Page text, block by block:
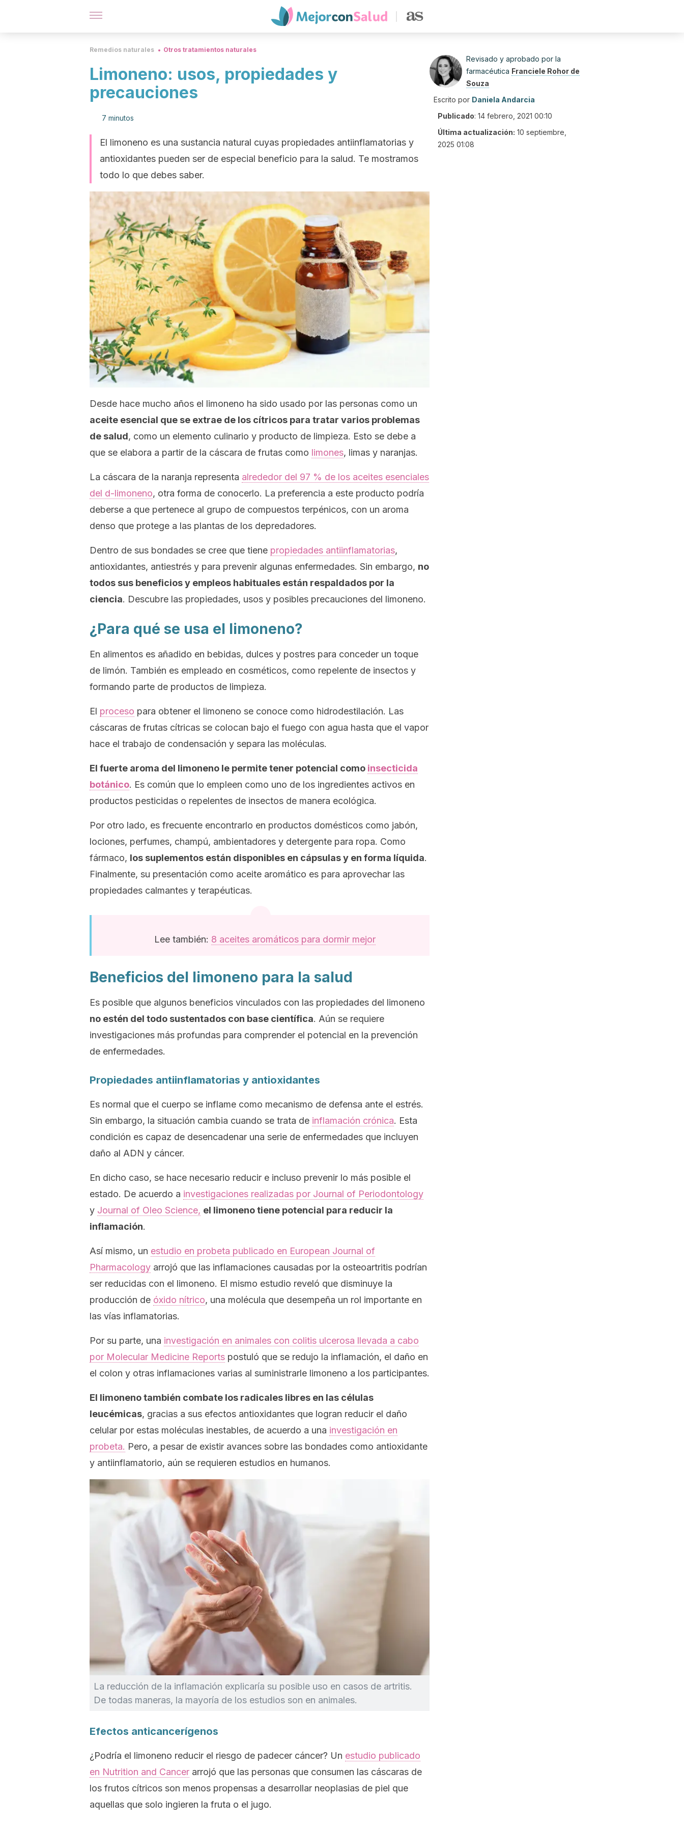
Remedios naturales Otros tratamientos naturales
Limoneno: usos, propiedades y
precauciones
7 minutos
El limoneno es una sustancia natural cuyas propiedades antiinflamatorias y
antioxidantes pueden ser de especial beneficio para la salud. Te mostramos
todo lo que debes saber.
Desde hace mucho años el limoneno ha sido usado por las personas como un
aceite esencial que se extrae de los cítricos para tratar varios problemas
de salud, como un elemento culinario y producto de limpieza. Esto se debe a
que se elabora a partir de la cáscara de frutas como limones, limas y naranjas.
La cáscara de la naranja representa alrededor del 97 % de los aceites esenciales
del d-limoneno, otra forma de conocerlo. La preferencia a este producto podría
deberse a que pertenece al grupo de compuestos terpénicos, con un aroma
denso que protege a las plantas de los depredadores.
Dentro de sus bondades se cree que tiene propiedades antiinflamatorias,
antioxidantes, antiestrés y para prevenir algunas enfermedades. Sin embargo, no
todos sus beneficios y empleos habituales están respaldados por la
ciencia. Descubre las propiedades, usos y posibles precauciones del limoneno.
¿Para qué se usa el limoneno?
En alimentos es añadido en bebidas, dulces y postres para conceder un toque
de limón. También es empleado en cosméticos, como repelente de insectos y
formando parte de productos de limpieza.
El proceso para obtener el limoneno se conoce como hidrodestilación. Las
cáscaras de frutas cítricas se colocan bajo el fuego con agua hasta que el vapor
hace el trabajo de condensación y separa las moléculas.
El fuerte aroma del limoneno le permite tener potencial como insecticida
botánico. Es común que lo empleen como uno de los ingredientes activos en
productos pesticidas o repelentes de insectos de manera ecológica.
Por otro lado, es frecuente encontrarlo en productos domésticos como jabón,
lociones, perfumes, champú, ambientadores y detergente para ropa. Como
fármaco, los suplementos están disponibles en cápsulas y en forma líquida.
Finalmente, su presentación como aceite aromático es para aprovechar las
propiedades calmantes y terapéuticas.
Lee también: 8 aceites aromáticos para dormir mejor
Beneficios del limoneno para la salud
Es posible que algunos beneficios vinculados con las propiedades del limoneno
no estén del todo sustentados con base científica. Aún se requiere
investigaciones más profundas para comprender el potencial en la prevención
de enfermedades.
Propiedades antiinflamatorias y antioxidantes
Es normal que el cuerpo se inflame como mecanismo de defensa ante el estrés.
Sin embargo, la situación cambia cuando se trata de inflamación crónica. Esta
condición es capaz de desencadenar una serie de enfermedades que incluyen
daño al ADN y cáncer.
En dicho caso, se hace necesario reducir e incluso prevenir lo más posible el
estado. De acuerdo a investigaciones realizadas por Journal of Periodontology
y Journal of Oleo Science, el limoneno tiene potencial para reducir la
inflamación.
Así mismo, un estudio en probeta publicado en European Journal of
Pharmacology arrojó que las inflamaciones causadas por la osteoartritis podrían
ser reducidas con el limoneno. El mismo estudio reveló que disminuye la
producción de óxido nítrico, una molécula que desempeña un rol importante en
las vías inflamatorias.
Por su parte, una investigación en animales con colitis ulcerosa llevada a cabo
por Molecular Medicine Reports postuló que se redujo la inflamación, el daño en
el colon y otras inflamaciones varias al suministrarle limoneno a los participantes.
El limoneno también combate los radicales libres en las células
leucémicas, gracias a sus efectos antioxidantes que logran reducir el daño
celular por estas moléculas inestables, de acuerdo a una investigación en
probeta. Pero, a pesar de existir avances sobre las bondades como antioxidante
y antiinflamatorio, aún se requieren estudios en humanos.
La reducción de la inflamación explicaría su posible uso en casos de artritis.
De todas maneras, la mayoría de los estudios son en animales.
Efectos anticancerígenos
¿Podría el limoneno reducir el riesgo de padecer cáncer? Un estudio publicado
en Nutrition and Cancer arrojó que las personas que consumen las cáscaras de
los frutos cítricos son menos propensas a desarrollar neoplasias de piel que
aquellas que solo ingieren la fruta o el jugo.
Revisado y aprobado por la
farmacéutica Franciele Rohor de
Souza
Escrito por Daniela Andarcia
Publicado: 14 febrero, 2021 00:10
Última actualización: 10 septiembre,
2025 01:08